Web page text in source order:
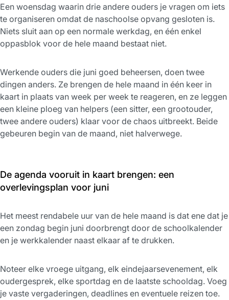
Een woensdag waarin drie andere ouders je vragen om iets
te organiseren omdat de naschoolse opvang gesloten is.
Niets sluit aan op een normale werkdag, en één enkel
oppasblok voor de hele maand bestaat niet.
Werkende ouders die juni goed beheersen, doen twee
dingen anders. Ze brengen de hele maand in één keer in
kaart in plaats van week per week te reageren, en ze leggen
een kleine ploeg van helpers (een sitter, een grootouder,
twee andere ouders) klaar voor de chaos uitbreekt. Beide
gebeuren begin van de maand, niet halverwege.
De agenda vooruit in kaart brengen: een
overlevingsplan voor juni
Het meest rendabele uur van de hele maand is dat ene dat je
een zondag begin juni doorbrengt door de schoolkalender
en je werkkalender naast elkaar af te drukken.
Noteer elke vroege uitgang, elk eindejaarsevenement, elk
oudergesprek, elke sportdag en de laatste schooldag. Voeg
je vaste vergaderingen, deadlines en eventuele reizen toe.